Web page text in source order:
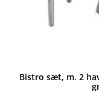
Bistro sæt, m. 2